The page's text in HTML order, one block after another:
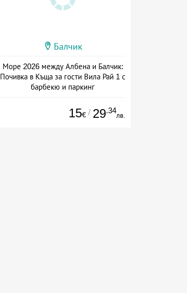
Балчик
Море 2026 между Албена и Балчик:
Почивка в Къща за гости Вила Рай 1 с
барбекю и паркинг
15€ / 29.34
лв.